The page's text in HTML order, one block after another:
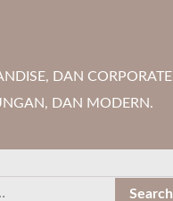
DAN CORPORATE
DAN MODERN.
Search